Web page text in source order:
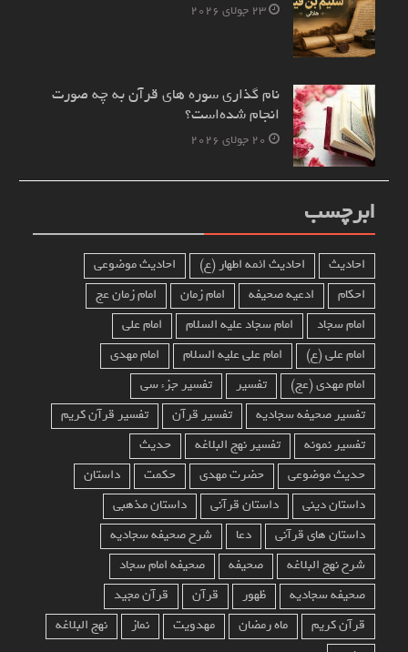
23 جولای 2026
نام‌ گذاری سوره های قرآن به چه صورت
انجام شده‌است؟
20 جولای 2026
ابرچسب
احادیث احادیث ائمه اطهار (ع)
احادیث موضوعی
احکام
ادعیه صحیفه امام زمان
امام زمان عج
امام سجاد
امام سجاد علیه السلام
امام علی
امام علی (ع)
امام علی علیه السلام
امام مهدی
امام مهدی (عج)
تفسیر
تفسیر جزء سی
تفسیر صحیفه سجادیه
تفسیر قرآن
تفسیر قرآن کریم
تفسیر نمونه
تفسیر نهج البلاغه
حدیث
حدیث موضوعی
حضرت مهدی حکمت
داستان
داستان دینی
داستان قرآنی
داستان مذهبی
داستان های قرآنی
دعا
شرح صحیفه سجادیه
شرح نهج البلاغه
صحیفه
صحیفه امام سجاد
صحیفه سجادیه
ظهور قرآن
قرآن مجید
قرآن کریم
ماه رمضان مهدویت نماز
نهج البلاغه